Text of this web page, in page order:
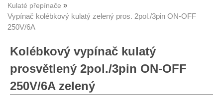
Kulaté přepínače
Vypínač kolébkový kulatý zelený pros. 2pol./3pin ON-OFF
250V/6A
Kolébkový vypínač kulatý
prosvětlený 2pol./3pin ON-OFF
250V/6A zelený